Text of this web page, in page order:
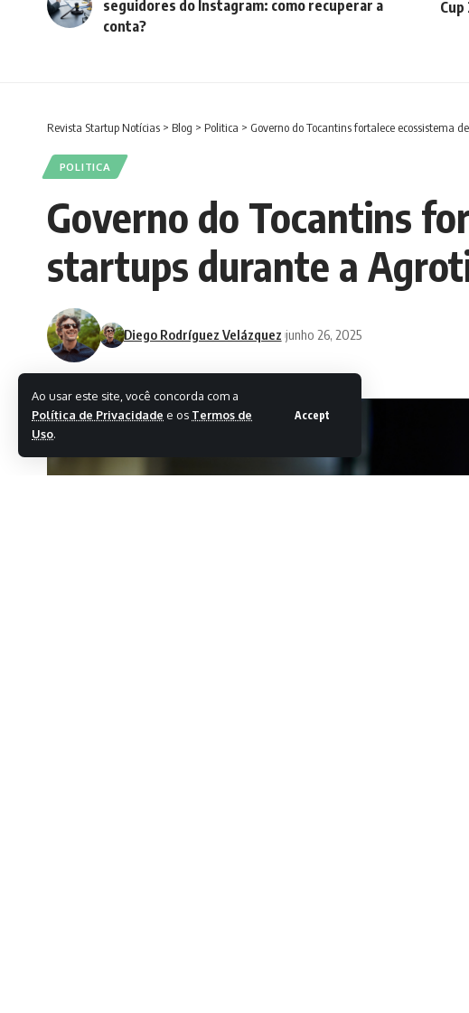
Ao usar este site, você concorda com a
Política de Privacidade e os Termos de
Uso.
Accept
seguidores do Instagram: como recuperar a
conta?
Revista Startup Notícias > Blog > Politica > Governo do Tocantins fortalece ecossistema
POLITICA
Governo do Tocantins
startups durante a
Diego Rodríguez Velázquez junho 26, 2025